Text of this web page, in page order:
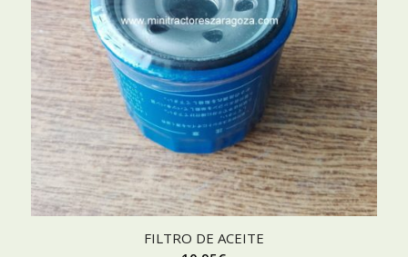
FILTRO DE ACEITE